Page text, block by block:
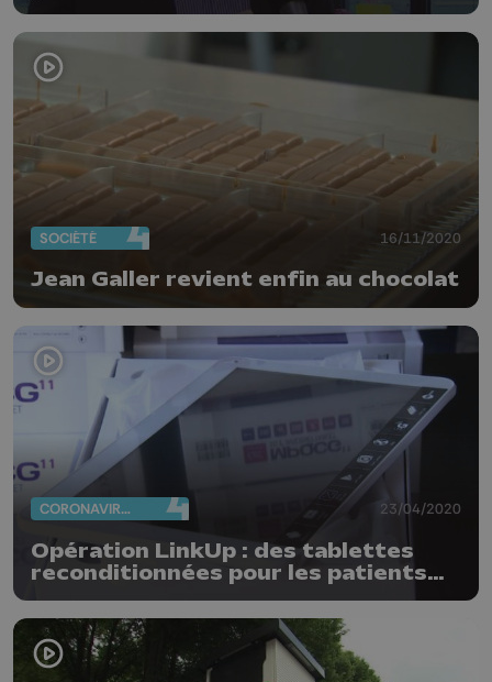
SOCIÉTÉ 16/11/2020
Jean Galler revient enfin au chocolat
CORONAVIRUS 23/04/2020
Opération LinkUp : des tablettes
reconditionnées pour les patients
covid-19